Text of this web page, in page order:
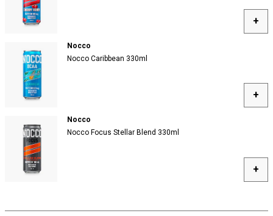
+
Nocco
Nocco Caribbean 330ml
+
Nocco
Nocco Focus Stellar Blend 330ml
+